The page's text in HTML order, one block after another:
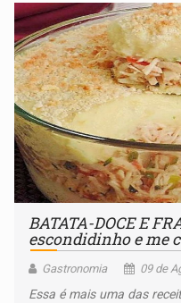
BATATA-DOCE E
escondidinho e me
Gastronomia 09 de
Essa é mais uma das